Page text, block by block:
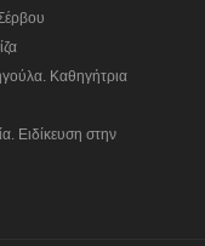
Καθηγήτρια
Ειδίκευση στην